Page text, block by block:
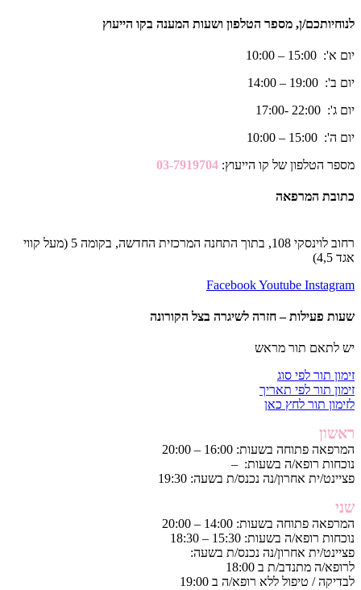
לנוחיותכם/ן, מספר הטלפון ושעות המענה בקו הייעוץ
יום א': 15:00 – 10:00
יום ב': 19:00 – 14:00
יום ג': 22:00 -17:00
יום ה': 15:00 – 10:00
מספר הטלפון של קו הייעוץ: 03-7919704
כתובת המרפאה
רחוב לוינסקי 108, בתוך התחנה המרכזית החדשה, בקומה 5 (מעל קווי
אגד 4,5)
FacebookYoutube Instagram
שעות פעילות – חזרה לשיגרה בצל הקורונה
יש לתאם תור מראש
זימון תור לפי סוג
זימון תור לפי תאריך
לזימון תור לחץ כאן
ראשון
המרפאה פתוחה בשעות: 16:00 – 20:00
נוכחות רופא/ה בשעות: –
פציינט/ית אחרון/נה נכנס/ת בשעה: 19:30
שני
המרפאה פתוחה בשעות: 14:00 – 20:00
נוכחות רופא/ה בשעות: 15:30 – 18:30
פציינט/ית אחרון/נה נכנס/ת בשעה:
לרופא/ה מתנדב/ת ב 18:00
לבדיקה / טיפול ללא רופא/ה ב 19:00